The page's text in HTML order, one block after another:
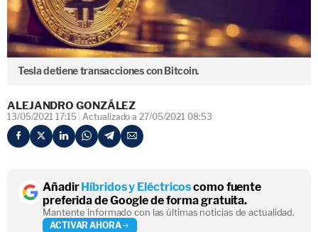
Tesla detiene transacciones con Bitcoin.
ALEJANDRO GONZÁLEZ
13/05/2021 17:15 Actualizado a 27/05/2021 08:53
AñadirHíbridos y Eléctricoscomo fuente
preferida de Google de forma gratuita.
Mantente informado con las últimas noticias de actualidad.
ACTIVAR AHORA